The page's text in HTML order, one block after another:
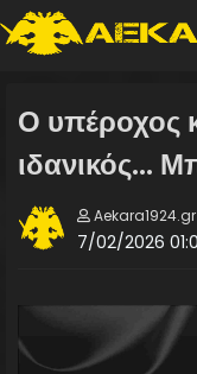
Ο υπέροχος
ιδανικός...
Aekara1924.gr
7/02/2026